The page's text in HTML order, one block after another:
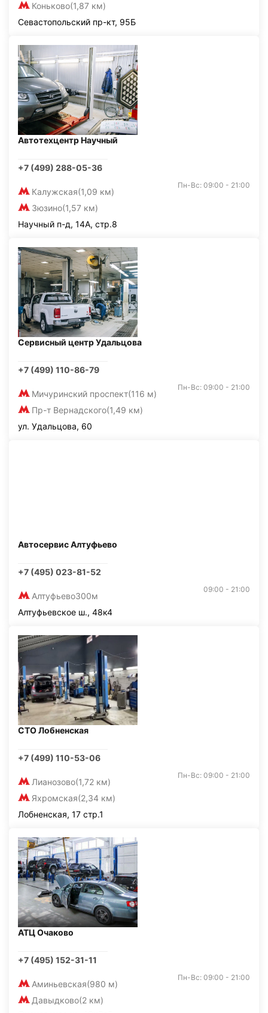
Коньково(1,87 км)
Севастопольский пр-кт, 95Б
Автотехцентр Научный
+7 (499) 288-05-36
Калужская(1,09 км)
Зюзино(1,57 км)
Пн-Вс: 09:00 - 21:00
Научный п-д, 14А, стр.8
Сервисный центр Удальцова
+7 (499) 110-86-79
Мичуринский проспект(116 м)
Пр-т Вернадского(1,49 км)
Пн-Вс: 09:00 - 21:00
ул. Удальцова, 60
Автосервис Алтуфьево
+7 (495) 023-81-52
Алтуфьево300м
09:00 - 21:00
Алтуфьевское ш., 48к4
СТО Лобненская
+7 (499) 110-53-06
Лианозово(1,72 км)
Яхромская(2,34 км)
Пн-Вс: 09:00 - 21:00
Лобненская, 17 стр.1
АТЦ Очаково
+7 (495) 152-31-11
Аминьевская(980 м)
Давыдково(2 км)
Пн-Вс: 09:00 - 21:00